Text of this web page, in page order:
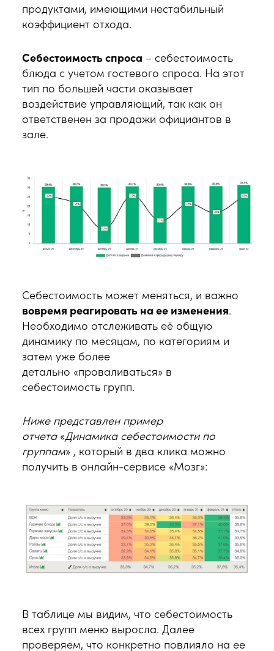
продуктами, имеющими нестабильный
коэффициент отхода.
Себестоимость спроса – себестоимость
блюда с учетом гостевого спроса. На этот
тип по большей части оказывает
воздействие управляющий, так как он
ответственен за продажи официантов в
зале.
Себестоимость может меняться, и важно
вовремя реагировать на ее изменения.
Необходимо отслеживать её общую
динамику по месяцам, по категориям и
затем уже более
детально «проваливаться» в
себестоимость групп.
Ниже представлен пример
отчета «Динамика себестоимости по
группам» , который в два клика можно
получить в онлайн-сервисе «Мозг»:
В таблице мы видим, что себестоимость
всех групп меню выросла. Далее
проверяем, что конкретно повлияло на ее